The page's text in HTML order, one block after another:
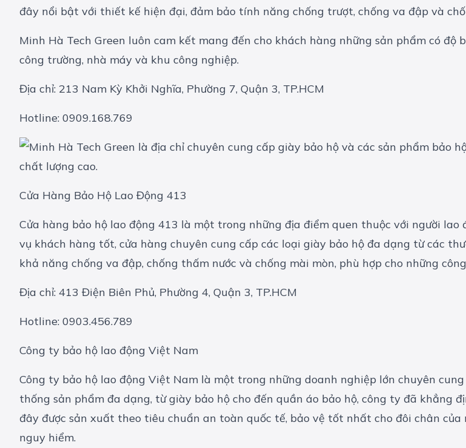
đây nổi bật với thiết kế hiện đại, đảm bảo tính năng chống trượt, chống va đập và
Minh Hà Tech Green luôn cam kết mang đến cho khách hàng những sản phẩm có
công trường, nhà máy và khu công nghiệp.
Địa chỉ: 213 Nam Kỳ Khởi Nghĩa, Phường 7, Quận 3, TP.HCM
Hotline: 0909.168.769
Cửa Hàng Bảo Hộ Lao Động 413
Cửa hàng bảo hộ lao động 413 là một trong những địa điểm quen thuộc với người
vụ khách hàng tốt, cửa hàng chuyên cung cấp các loại giày bảo hộ đa dạng từ các
khả năng chống va đập, chống thấm nước và chống mài mòn, phù hợp cho những
Địa chỉ: 413 Điện Biên Phủ, Phường 4, Quận 3, TP.HCM
Hotline: 0903.456.789
Công ty bảo hộ lao động Việt Nam
Công ty bảo hộ lao động Việt Nam là một trong những doanh nghiệp lớn chuyên
thống sản phẩm đa dạng, từ giày bảo hộ cho đến quần áo bảo hộ, công ty đã khẳng
đây được sản xuất theo tiêu chuẩn an toàn quốc tế, bảo vệ tốt nhất cho đôi chân
nguy hiểm.